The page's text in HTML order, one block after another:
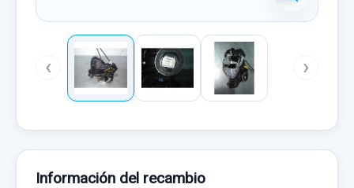
‹ ›
Información del recambio